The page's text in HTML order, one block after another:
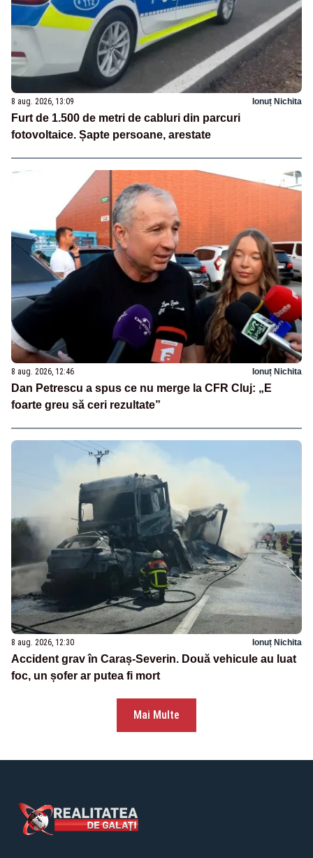
8 aug. 2026, 13:09 Ionuț Nichita
Furt de 1.500 de metri de cabluri din parcuri
fotovoltaice. Șapte persoane, arestate
8 aug. 2026, 12:46 Ionuț Nichita
Dan Petrescu a spus ce nu merge la CFR Cluj: „E
foarte greu să ceri rezultate”
8 aug. 2026, 12:30 Ionuț Nichita
Accident grav în Caraș-Severin. Două vehicule au luat
foc, un șofer ar putea fi mort
Mai Multe